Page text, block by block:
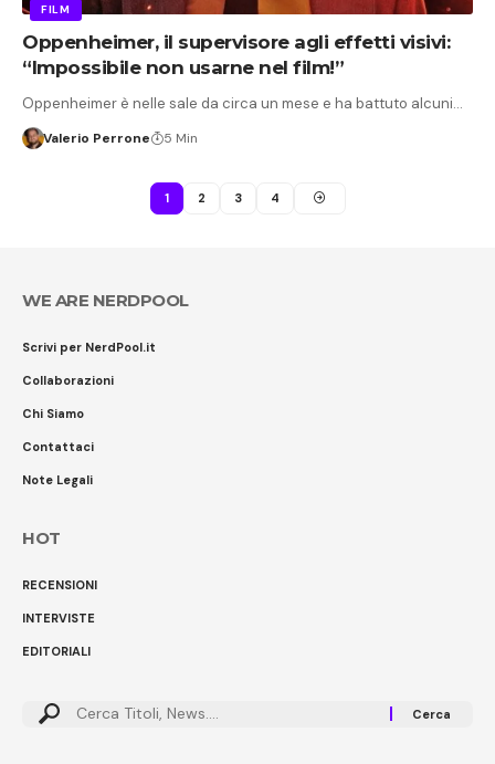
FILM
Oppenheimer, il supervisore agli effetti visivi:
“Impossibile non usarne nel film!”
Oppenheimer è nelle sale da circa un mese e ha battuto alcuni…
Valerio Perrone 5 Min
1 2 3 4
WE ARE NERDPOOL
Scrivi per NerdPool.it
Collaborazioni
Chi Siamo
Contattaci
Note Legali
HOT
RECENSIONI
INTERVISTE
EDITORIALI
Cerca: